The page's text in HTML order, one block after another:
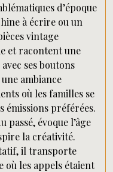
d’époque
à écrire ou un
vintage
et racontent une
ses boutons
ambiance
où les familles se
émissions préférées.
passé, évoque l’âge
la créativité.
il transporte
où les appels étaient